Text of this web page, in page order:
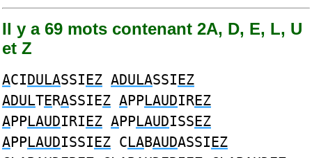
Il y a 69 mots contenant 2A, D, E, L, U
et Z
ACIDULASSIEZ ADULASSIEZ
ADULTERASSIEZ APPLAUDIREZ
APPLAUDIRIEZ APPLAUDISSEZ
APPLAUDISSIEZ CLABAUDASSIEZ